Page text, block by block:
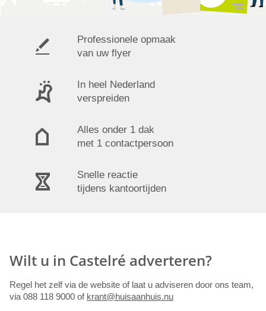
Professionele opmaak
van uw flyer
In heel Nederland
verspreiden
Alles onder 1 dak
met 1 contactpersoon
Snelle reactie
tijdens kantoortijden
Wilt u in Castelré adverteren?
Regel het zelf via de website of laat u adviseren door ons team,
via 088 118 9000 of krant@huisaanhuis.nu